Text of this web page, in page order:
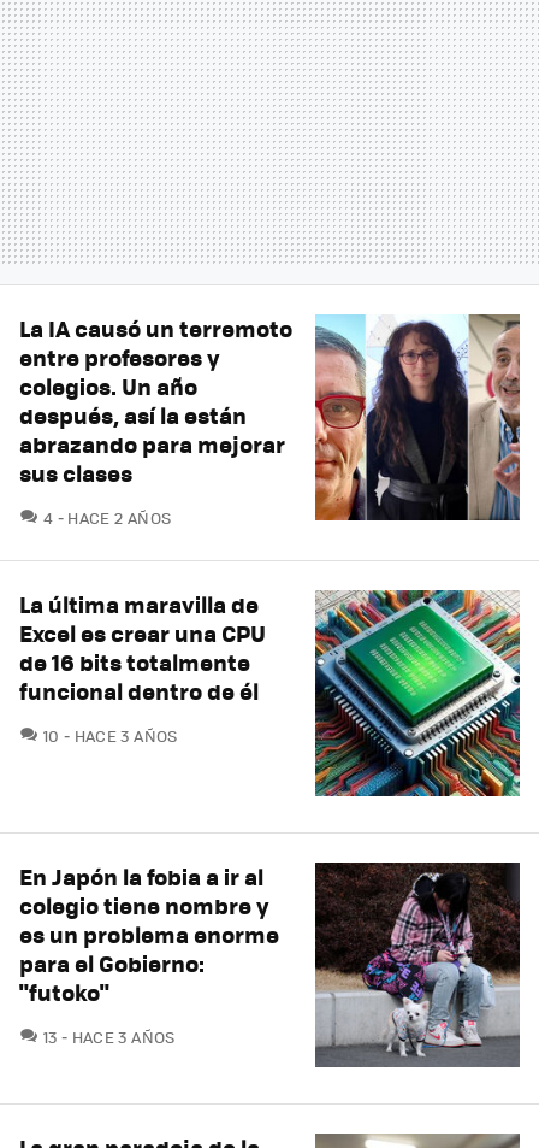
La IA causó un terremoto
entre profesores y
colegios. Un año
después, así la están
abrazando para mejorar
sus clases
4 COMENTARIOS
HACE 2 AÑOS
La última maravilla de
Excel es crear una CPU
de 16 bits totalmente
funcional dentro de él
10 COMENTARIOS
HACE 3 AÑOS
En Japón la fobia a ir al
colegio tiene nombre y
es un problema enorme
para el Gobierno:
"futoko"
13 COMENTARIOS
HACE 3 AÑOS